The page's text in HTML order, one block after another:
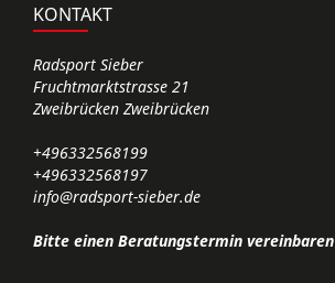
KONTAKT
Radsport Sieber
Fruchtmarktstrasse 21
Zweibrücken Zweibrücken
+496332568199
+496332568197
info@radsport-sieber.de
Bitte einen Beratungstermin vereinbaren